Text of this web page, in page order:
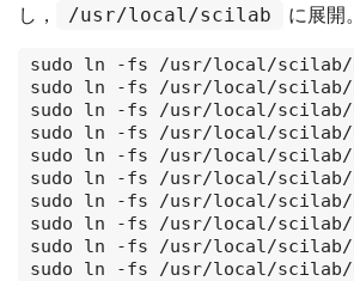
し，
/usr/local/scilab に展開。
sudo ln -fs /usr/local/
sudo ln -fs /usr/local/
sudo ln -fs /usr/local/
sudo ln -fs /usr/local/
sudo ln -fs /usr/local/
sudo ln -fs /usr/local/
sudo ln -fs /usr/local/
sudo ln -fs /usr/local/scilab/
sudo ln -fs /usr/local/scilab/
sudo ln -fs /usr/local/scilab/